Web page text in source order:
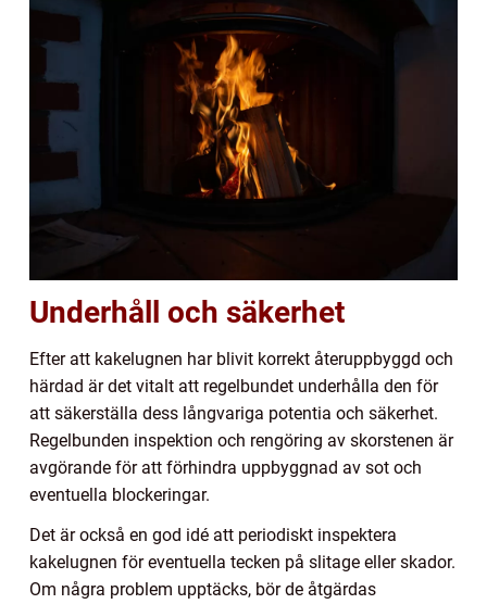
Underhåll och säkerhet
Efter att kakelugnen har blivit korrekt återuppbyggd och
härdad är det vitalt att regelbundet underhålla den för
att säkerställa dess långvariga potentia och säkerhet.
Regelbunden inspektion och rengöring av skorstenen är
avgörande för att förhindra uppbyggnad av sot och
eventuella blockeringar.
Det är också en god idé att periodiskt inspektera
kakelugnen för eventuella tecken på slitage eller skador.
Om några problem upptäcks, bör de åtgärdas